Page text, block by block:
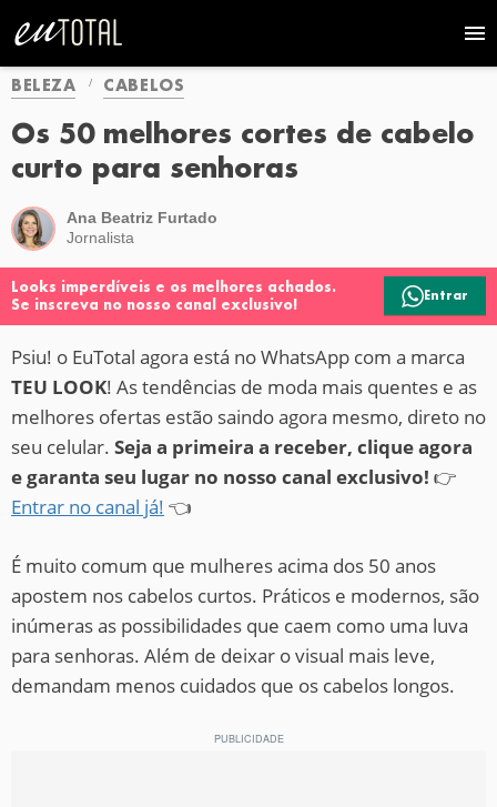
BELEZA CABELOS
Os 50 melhores cortes de cabelo
curto para senhoras
Ana Beatriz Furtado
Jornalista
Looks imperdíveis e os melhores achados.
Se inscreva no nosso canal exclusivo!
Entrar
Psiu! o EuTotal agora está no WhatsApp com a marca
TEU LOOK! As tendências de moda mais quentes e as
melhores ofertas estão saindo agora mesmo, direto no
seu celular. Seja a primeira a receber, clique agora
e garanta seu lugar no nosso canal exclusivo! 👉
Entrar no canal já! 👈
É muito comum que mulheres acima dos 50 anos
apostem nos cabelos curtos. Práticos e modernos, são
inúmeras as possibilidades que caem como uma luva
para senhoras. Além de deixar o visual mais leve,
demandam menos cuidados que os cabelos longos.